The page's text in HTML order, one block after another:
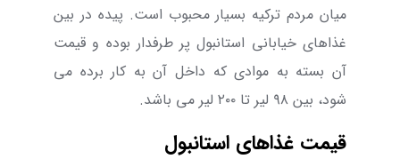
میان مردم ترکیه بسیار محبوب است. پیده در بین
غذاهای خیابانی استانبول پر طرفدار بوده و قیمت
آن بسته به موادی که داخل آن به کار برده می
شود، بین ۹۸ لیر تا ۲۰۰ لیر می باشد.
قیمت غذاهای استانبول